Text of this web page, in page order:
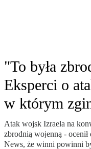
"To była
Eksperci o
w którym
Atak wojsk Izraela na
zbrodnią wojenną -
News, że winni powinni